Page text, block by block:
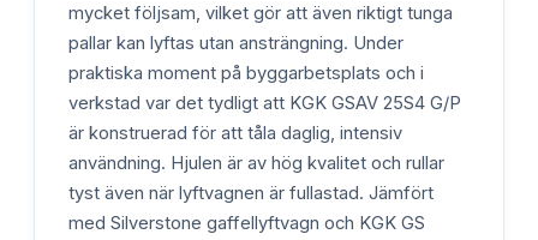
mycket följsam, vilket gör att även riktigt tunga
pallar kan lyftas utan ansträngning. Under
praktiska moment på byggarbetsplats och i
verkstad var det tydligt att KGK GSAV 25S4 G/P
är konstruerad för att tåla daglig, intensiv
användning. Hjulen är av hög kvalitet och rullar
tyst även när lyftvagnen är fullastad. Jämfört
med Silverstone gaffellyftvagn och KGK GS